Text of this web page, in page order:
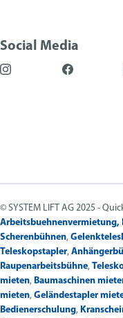
Social Media
© SYSTEM LIFT AG 2025 -
Arbeitsbuehnenvermietung,
Scherenbühnen,
Teleskopstapler,
Raupenarbeitsbühne,
mieten, Baumaschinen
mieten, Geländestapler
Bedienerschulung,